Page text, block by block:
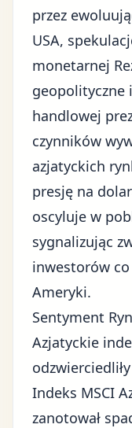
przez
USA,
monetarnej
geopolityczne
handlowej
czynników
azjatyckich
presję na
oscyluje w
sygnalizując
inwestorów
Ameryki.
Sentyment
Azjatyckie
Indeks MSCI
zanotował